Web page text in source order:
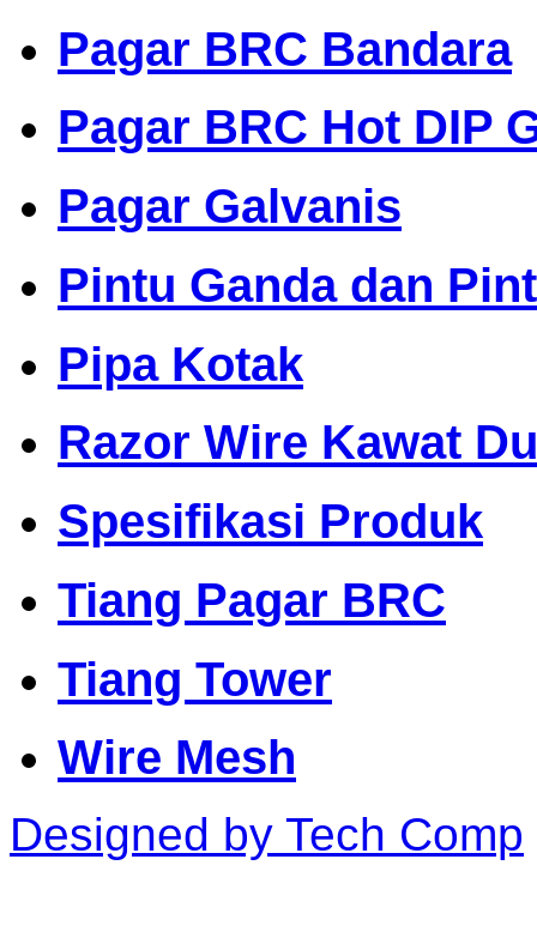
Pagar BRC Bandara
Pagar BRC Hot DIP
Pagar Galvanis
Pintu Ganda dan
Pipa Kotak
Razor Wire Kawat
Spesifikasi Produk
Tiang Pagar BRC
Tiang Tower
Wire Mesh
Designed by Tech Comp